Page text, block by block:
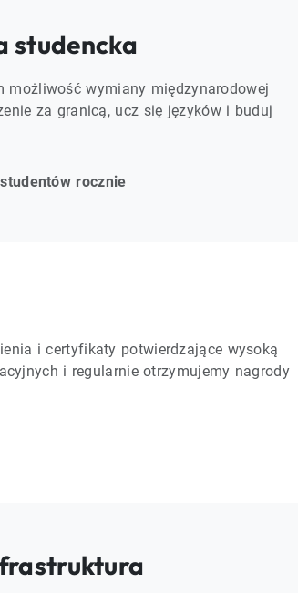
studencka
możliwość wymiany międzynarodowej
za granicą, ucz się języków i buduj
rocznie
i certyfikaty potwierdzające wysoką
i regularnie otrzymujemy nagrody